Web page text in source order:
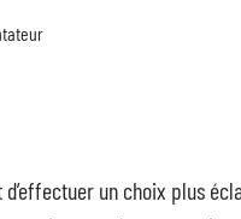
un choix plus